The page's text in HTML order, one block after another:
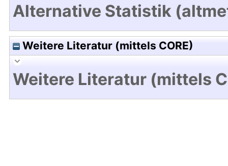
Alternative Statistik
Weitere Literatur (mittels CORE)
Weitere Literatur (mittels